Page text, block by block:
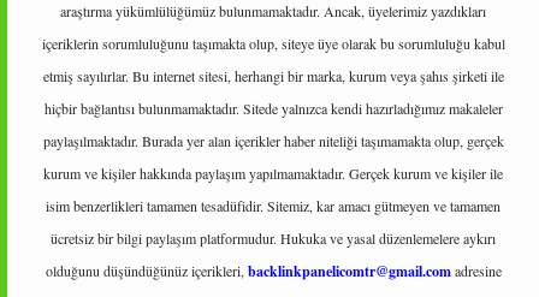
araştırma yükümlülüğümüz bulunmamaktadır. Ancak, üyelerimiz yazdıkları
içeriklerin sorumluluğunu taşımakta olup, siteye üye olarak bu sorumluluğu kabul
etmiş sayılırlar. Bu internet sitesi, herhangi bir marka, kurum veya şahıs şirketi ile
hiçbir bağlantısı bulunmamaktadır. Sitede yalnızca kendi hazırladığımız makaleler
paylaşılmaktadır. Burada yer alan içerikler haber niteliği taşımamakta olup, gerçek
kurum ve kişiler hakkında paylaşım yapılmamaktadır. Gerçek kurum ve kişiler ile
isim benzerlikleri tamamen tesadüfidir. Sitemiz, kar amacı gütmeyen ve tamamen
ücretsiz bir bilgi paylaşım platformudur. Hukuka ve yasal düzenlemelere aykırı
olduğunu düşündüğünüz içerikleri, backlinkpanelicomtr@gmail.comadresine